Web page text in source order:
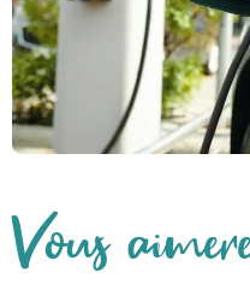
Vous